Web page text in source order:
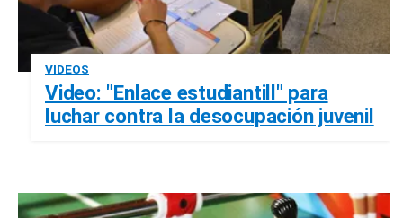
VIDEOS
Video: "Enlace estudiantill" para
luchar contra la desocupación juvenil